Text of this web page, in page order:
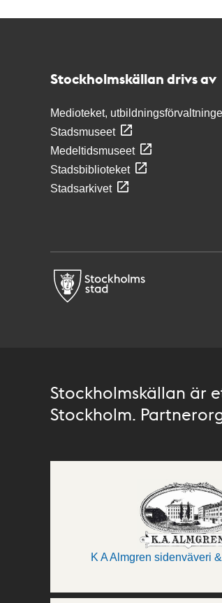
Stockholmskällan drivs av
Medioteket,
Stadsmuseet
Medeltidsmuseet
Stadsbiblioteket
Stadsarkivet
Stockholmskällan är
Stockholm.
K A Almgren sidenväveri